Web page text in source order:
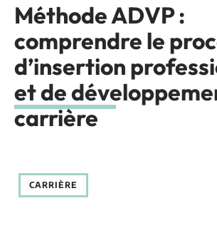
Méthode ADVP :
comprendre le
d’insertion
et de
carrière
CARRIÈRE